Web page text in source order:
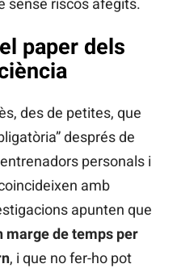
sense riscos afegits.
paper dels
des de petites, que
després de
personals i
amb
apunten que
marge de temps per
, i que no fer-ho pot